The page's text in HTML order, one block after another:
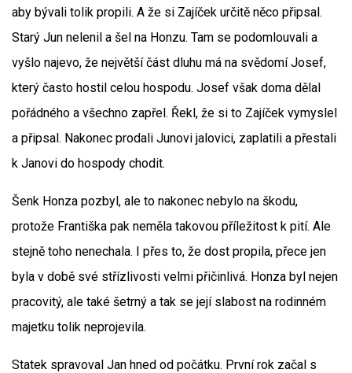
aby bývali tolik propili. A že si Zajíček určitě něco připsal.
Starý Jun nelenil a šel na Honzu. Tam se podomlouvali a
vyšlo najevo, že největší část dluhu má na svědomí Josef,
který často hostil celou hospodu. Josef však doma dělal
pořádného a všechno zapřel. Řekl, že si to Zajíček vymyslel
a připsal. Nakonec prodali Junovi jalovici, zaplatili a přestali
k Janovi do hospody chodit.
Šenk Honza pozbyl, ale to nakonec nebylo na škodu,
protože Františka pak neměla takovou příležitost k pití. Ale
stejně toho nenechala. I přes to, že dost propila, přece jen
byla v době své střízlivosti velmi přičinlivá. Honza byl nejen
pracovitý, ale také šetrný a tak se její slabost na rodinném
majetku tolik neprojevila.
Statek spravoval Jan hned od počátku. První rok začal s